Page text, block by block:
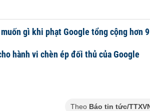
gì khi phạt Google tổng cộng hơn 9
hành vi chèn ép đối thủ của Google
Theo Báo tin tức/